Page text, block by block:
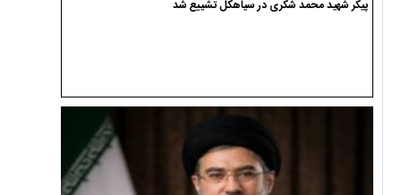
پیکر شهید محمد شکری در سیاهکل تشییع شد